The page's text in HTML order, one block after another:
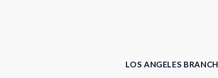
LOS ANGELES BRANCH